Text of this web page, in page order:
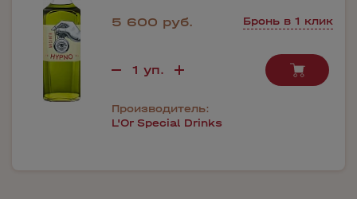
5 600 руб. Бронь в 1 клик
Производитель:
L'Or Special Drinks